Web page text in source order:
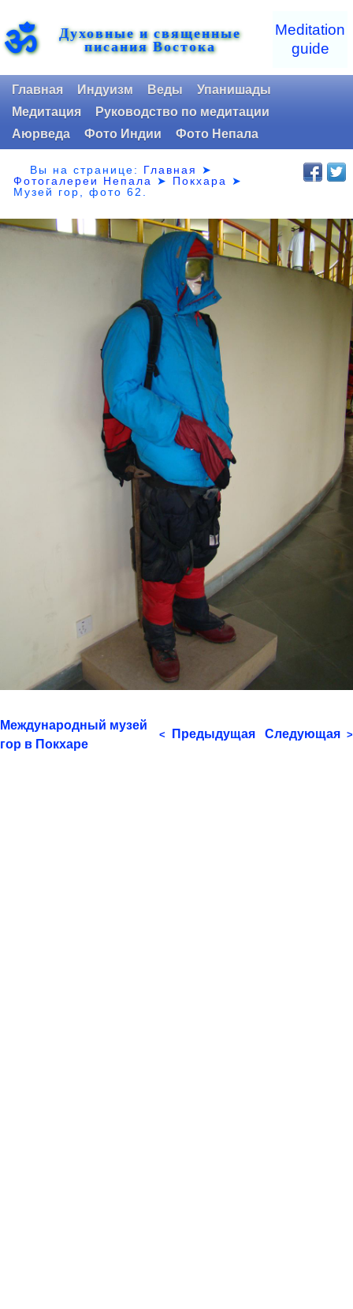
ॐ Духовные и священные
писания Востока
Meditation
guide
Главная Индуизм Веды
Упанишады
Медитация
Руководство по медитации
Аюрведа
Фото Индии Фото Непала
Вы на странице: Главная
➤
Фотогалереи Непала
➤ Покхара
➤
Музей гор,фото 62.
Международный музей
гор в Покхаре
< Предыдущая Следующая >